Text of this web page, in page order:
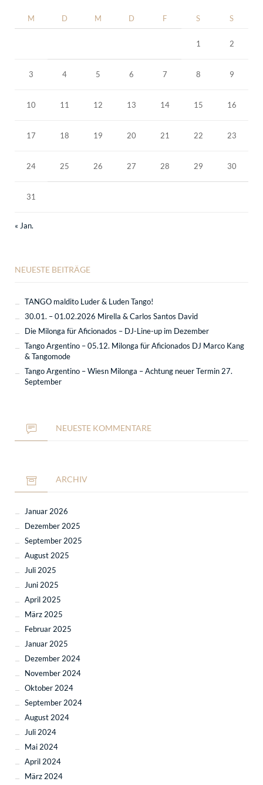
M D M D F S S
1 2
3 4 5 6 7 8 9
10 11 12 13 14 15 16
17 18 19 20 21 22 23
24 25 26 27 28 29 30
31
« Jan.
NEUESTE BEITRÄGE
TANGO maldito Luder & Luden Tango!
30.01. – 01.02.2026 Mirella & Carlos Santos David
Die Milonga für Aficionados – DJ-Line-up im Dezember
Tango Argentino – 05.12. Milonga für Aficionados DJ Marco Kang
& Tangomode
Tango Argentino – Wiesn Milonga – Achtung neuer Termin 27.
September
NEUESTE KOMMENTARE
ARCHIV
Januar 2026
Dezember 2025
September 2025
August 2025
Juli 2025
Juni 2025
April 2025
März 2025
Februar 2025
Januar 2025
Dezember 2024
November 2024
Oktober 2024
September 2024
August 2024
Juli 2024
Mai 2024
April 2024
März 2024